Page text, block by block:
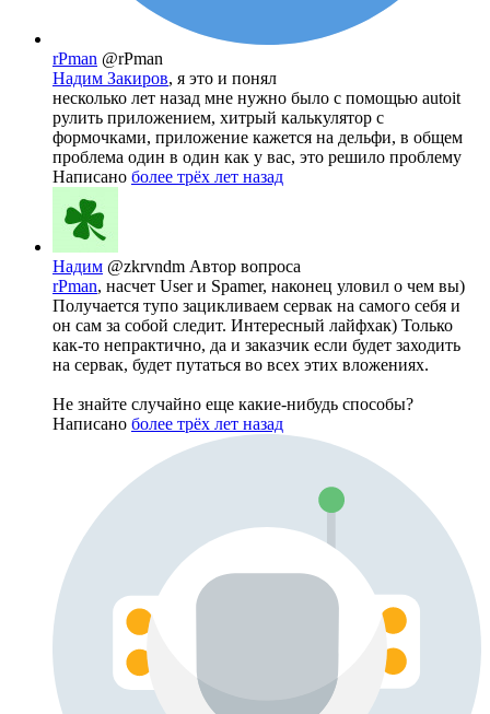
rPman @rPman
Надим Закиров, я это и понял
несколько лет назад мне нужно было с помощью autoit
рулить приложением, хитрый калькулятор с
формочками, приложение кажется на дельфи, в общем
проблема один в один как у вас, это решило проблему
Написано более трёх лет назад
Надим @zkrvndm Автор вопроса
rPman, насчет User и Spamer, наконец уловил о чем вы)
Получается тупо зацикливаем сервак на самого себя и
он сам за собой следит. Интересный лайфхак) Только
как-то непрактично, да и заказчик если будет заходить
на сервак, будет путаться во всех этих вложениях.
Не знайте случайно еще какие-нибудь способы?
Написано более трёх лет назад